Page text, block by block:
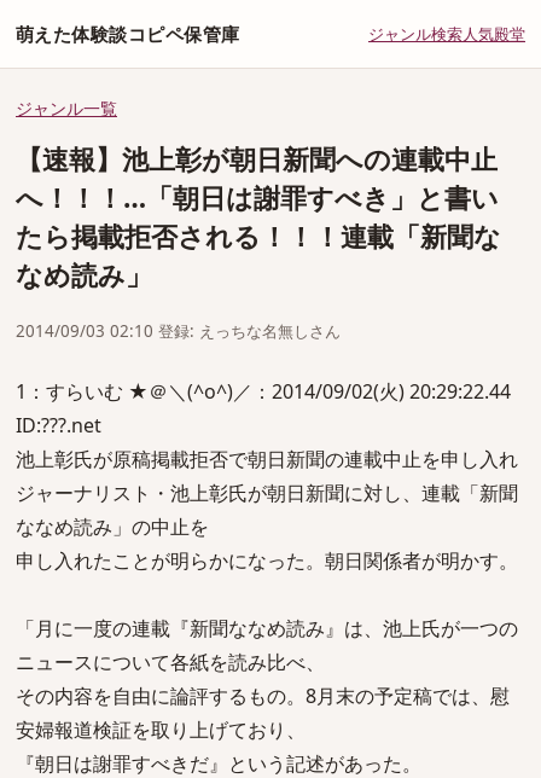
萌えた体験談コピペ保管庫 ジャンル検索人気殿堂
ジャンル一覧
【速報】池上彰が朝日新聞への連載中止
へ！！！…「朝日は謝罪すべき」と書い
たら掲載拒否される！！！連載「新聞な
なめ読み」
2014/09/03 02:10 登録: えっちな名無しさん
1：すらいむ ★＠＼(^o^)／：2014/09/02(火) 20:29:22.44
ID:???.net
池上彰氏が原稿掲載拒否で朝日新聞の連載中止を申し入れ
ジャーナリスト・池上彰氏が朝日新聞に対し、連載「新聞
ななめ読み」の中止を
申し入れたことが明らかになった。朝日関係者が明かす。
「月に一度の連載『新聞ななめ読み』は、池上氏が一つの
ニュースについて各紙を読み比べ、
その内容を自由に論評するもの。8月末の予定稿では、慰
安婦報道検証を取り上げており、
『朝日は謝罪すべきだ』という記述があった。